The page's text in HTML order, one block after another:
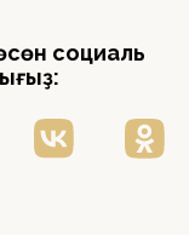
социаль